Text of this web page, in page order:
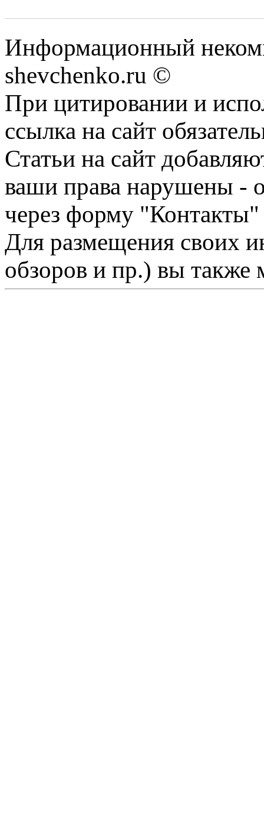
Информационный
shevchenko.ru ©
При цитировании и
ссылка на сайт
Статьи на сайт
ваши права нарушены -
через форму "Контакты"
Для размещения своих
обзоров и пр.) вы также